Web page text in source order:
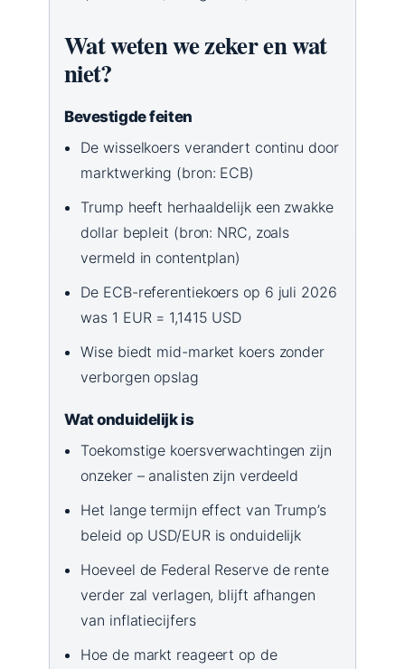
Wat weten we zeker en wat
niet?
Bevestigde feiten
De wisselkoers verandert continu door
marktwerking (bron: ECB)
Trump heeft herhaaldelijk een zwakke
dollar bepleit (bron: NRC, zoals
vermeld in contentplan)
De ECB-referentiekoers op 6 juli 2026
was 1 EUR = 1,1415 USD
Wise biedt mid-market koers zonder
verborgen opslag
Wat onduidelijk is
Toekomstige koersverwachtingen zijn
onzeker – analisten zijn verdeeld
Het lange termijn effect van Trump’s
beleid op USD/EUR is onduidelijk
Hoeveel de Federal Reserve de rente
verder zal verlagen, blijft afhangen
van inflatiecijfers
Hoe de markt reageert op de